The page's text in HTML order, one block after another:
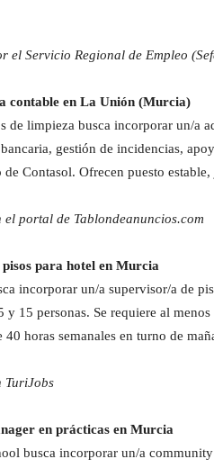
el Servicio Regional de Empleo
contable en La Unión (Murcia)
de limpieza busca incorporar un/a
gestión de incidencias,
Contasol. Ofrecen puesto
portal de Tablondeanuncios.com
para hotel en Murcia
incorporar un/a supervisor/a de
y 15 personas. Se requiere al
horas semanales en turno de
TuriJobs
en prácticas en Murcia
busca incorporar un/a